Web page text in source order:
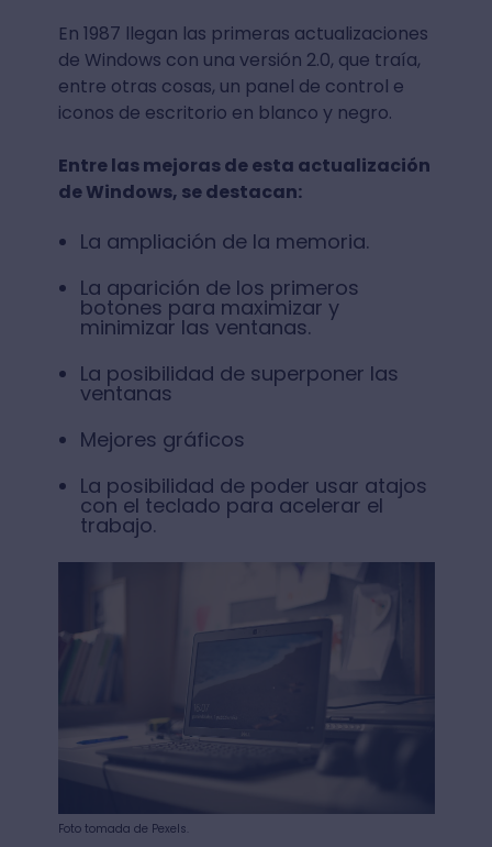
En 1987 llegan las primeras actualizaciones
de Windows con una versión 2.0, que traía,
entre otras cosas, un panel de control e
iconos de escritorio en blanco y negro.
Entre las mejoras de esta actualización
de Windows, se destacan:
La ampliación de la memoria.
La aparición de los primeros
botones para maximizar y
minimizar las ventanas.
La posibilidad de superponer las
ventanas
Mejores gráficos
La posibilidad de poder usar atajos
con el teclado para acelerar el
trabajo.
Foto tomada de Pexels.